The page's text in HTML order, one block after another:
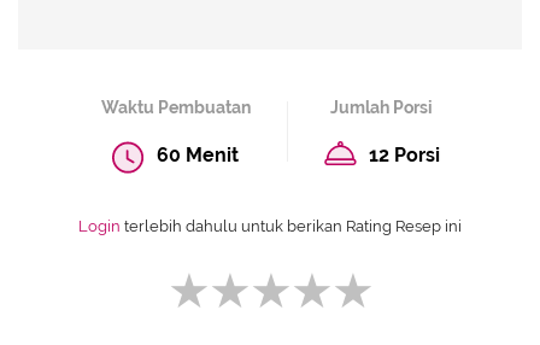
Waktu Pembuatan
60 Menit
Jumlah Porsi
12 Porsi
Login terlebih dahulu untuk berikan Rating Resep ini